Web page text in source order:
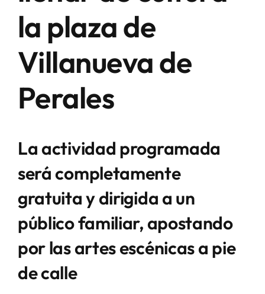
la plaza de
Villanueva de
Perales
La actividad programada
será completamente
gratuita y dirigida a un
público familiar, apostando
por las artes escénicas a pie
de calle